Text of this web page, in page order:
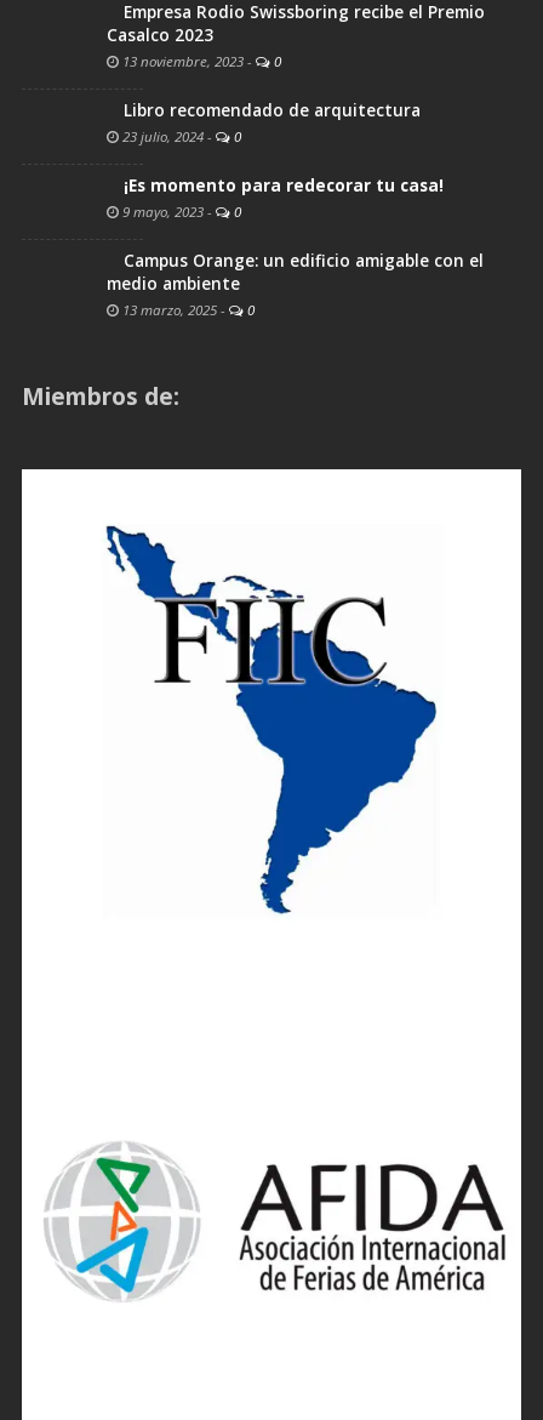
Empresa Rodio Swissboring recibe el Premio
Casalco 2023
13 noviembre, 2023 - 0
Libro recomendado de arquitectura
23 julio, 2024 - 0
¡Es momento para redecorar tu casa!
9 mayo, 2023 - 0
Campus Orange: un edificio amigable con el
medio ambiente
13 marzo, 2025 - 0
Miembros de: